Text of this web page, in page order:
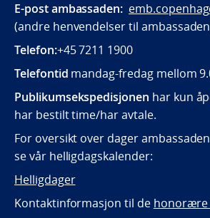
E-post ambassaden:
(andre henvendelser til
Telefon:+45 7211 1900
Telefontid mandag-fredag mellom
Publikumsekspedisjonen har kun
har bestilt time/har avtale.
For oversikt over dager
se vår helligdagskalender:
Helligdager
Kontaktinformasjon til de honorære